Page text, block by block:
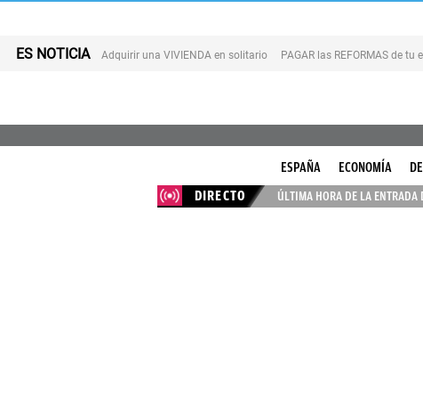
ES NOTICIA Adquirir una VIVIENDA en solitario PAGAR las REFORMAS de tu
ESPAÑA ECONOMÍA
DIRECTO
ÚLTIMA HORA DE LA ENTRADA